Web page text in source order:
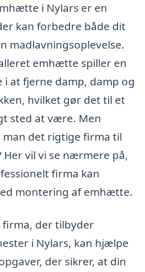
i Nylars er en
kan forbedre både dit
madlavningsoplevelse.
emhætte spiller en
at fjerne damp, damp og
hvilket gør det til et
sted at være. Men
det rigtige firma til
Her vil vi se nærmere på,
firma kan
montering af emhætte.
firma, der tilbyder
i Nylars, kan hjælpe
der sikrer, at din